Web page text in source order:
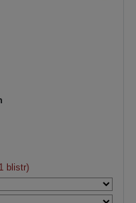
blistr)